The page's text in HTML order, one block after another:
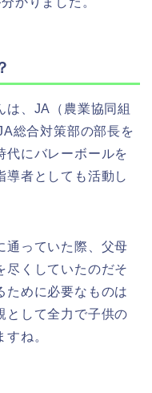
は、JA（農業協同組
総合対策部の部長を
代にバレーボールを
導者としても活動し
通っていた際、父母
尽くしていたのだそ
ために必要なものは
として全力で子供の
ね。